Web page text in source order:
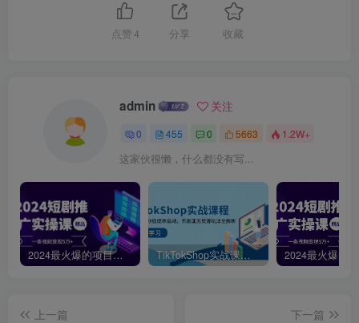
点赞 4 分享 收藏
admin 关注
0 455 0 5663 1.2W+
这家伙很懒，什么都没有写...
2024最火爆的项目短剧推广实操课，一条视频变现5万+【附软件工具】 TikTokShop实战课程，手把手教你低成本启动，东南亚无货源玩法全解析
上一篇
下一篇